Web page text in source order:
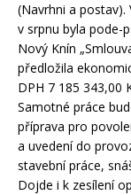
(Navrhni a postav).
v srpnu byla pode-
Nový Knín
předložila
DPH 7 185 343,00
Samotné práce
příprava pro
a uvedení do
stavební práce,
Dojde i k zesílení